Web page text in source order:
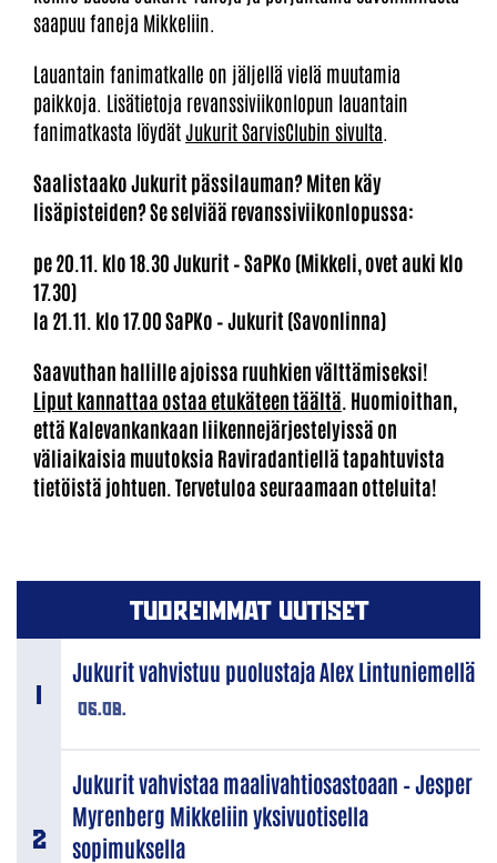
saapuu faneja Mikkeliin.
Lauantain fanimatkalle on jäljellä vielä muutamia
paikkoja. Lisätietoja revanssiviikonlopun lauantain
fanimatkasta löydätJukurit SarvisClubin sivulta
Saalistaako Jukurit pässilauman? Miten käy
lisäpisteiden? Se selviää revanssiviikonlopussa:
pe 20.11. klo 18.30 Jukurit – SaPKo (Mikkeli, ovet auki klo
17.30)
la 21.11. klo 17.00 SaPKo – Jukurit (Savonlinna)
Saavuthan hallille ajoissa ruuhkien välttämiseksi!
Liput kannattaa ostaa etukäteen täältä. Huomioithan,
että Kalevankankaan liikennejärjestelyissä on
väliaikaisia muutoksia Raviradantiellä tapahtuvista
tietöistä johtuen. Tervetuloa seuraamaan otteluita!
TUOREIMMAT UUTISET
06.08.
Jukurit vahvistuu puolustaja Alex Lintuniemellä
Jukurit vahvistaa maalivahtiosastoaan – Jesper
Myrenberg Mikkeliin yksivuotisella
sopimuksella